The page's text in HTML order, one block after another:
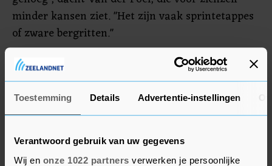
Toestemming Details Advertentie-instellingen
Verantwoord gebruik van uw gegevens
Wij en onze 1022 partners verwerken je persoonlijke
minder kansen ziet. "Het zijn vaak sprintetappes
of zware bergritten."
Een rit winnen zou mooi zijn, maar Van der Poel
hoopt vooral in goede vorm uit de Tour te
komen. Een groot doel volgt twee weken later
met de olympische wegrace in Parijs. Hij mikt op
een scenario zoals vorig jaar toen hij kort na de
Tour de wereldtitel veroverde in Glasgow.